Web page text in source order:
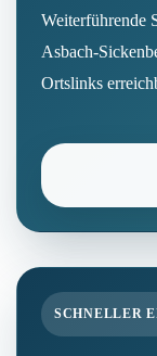
Weiterführende
Asbach-
Ortslinks
SCHNELLER